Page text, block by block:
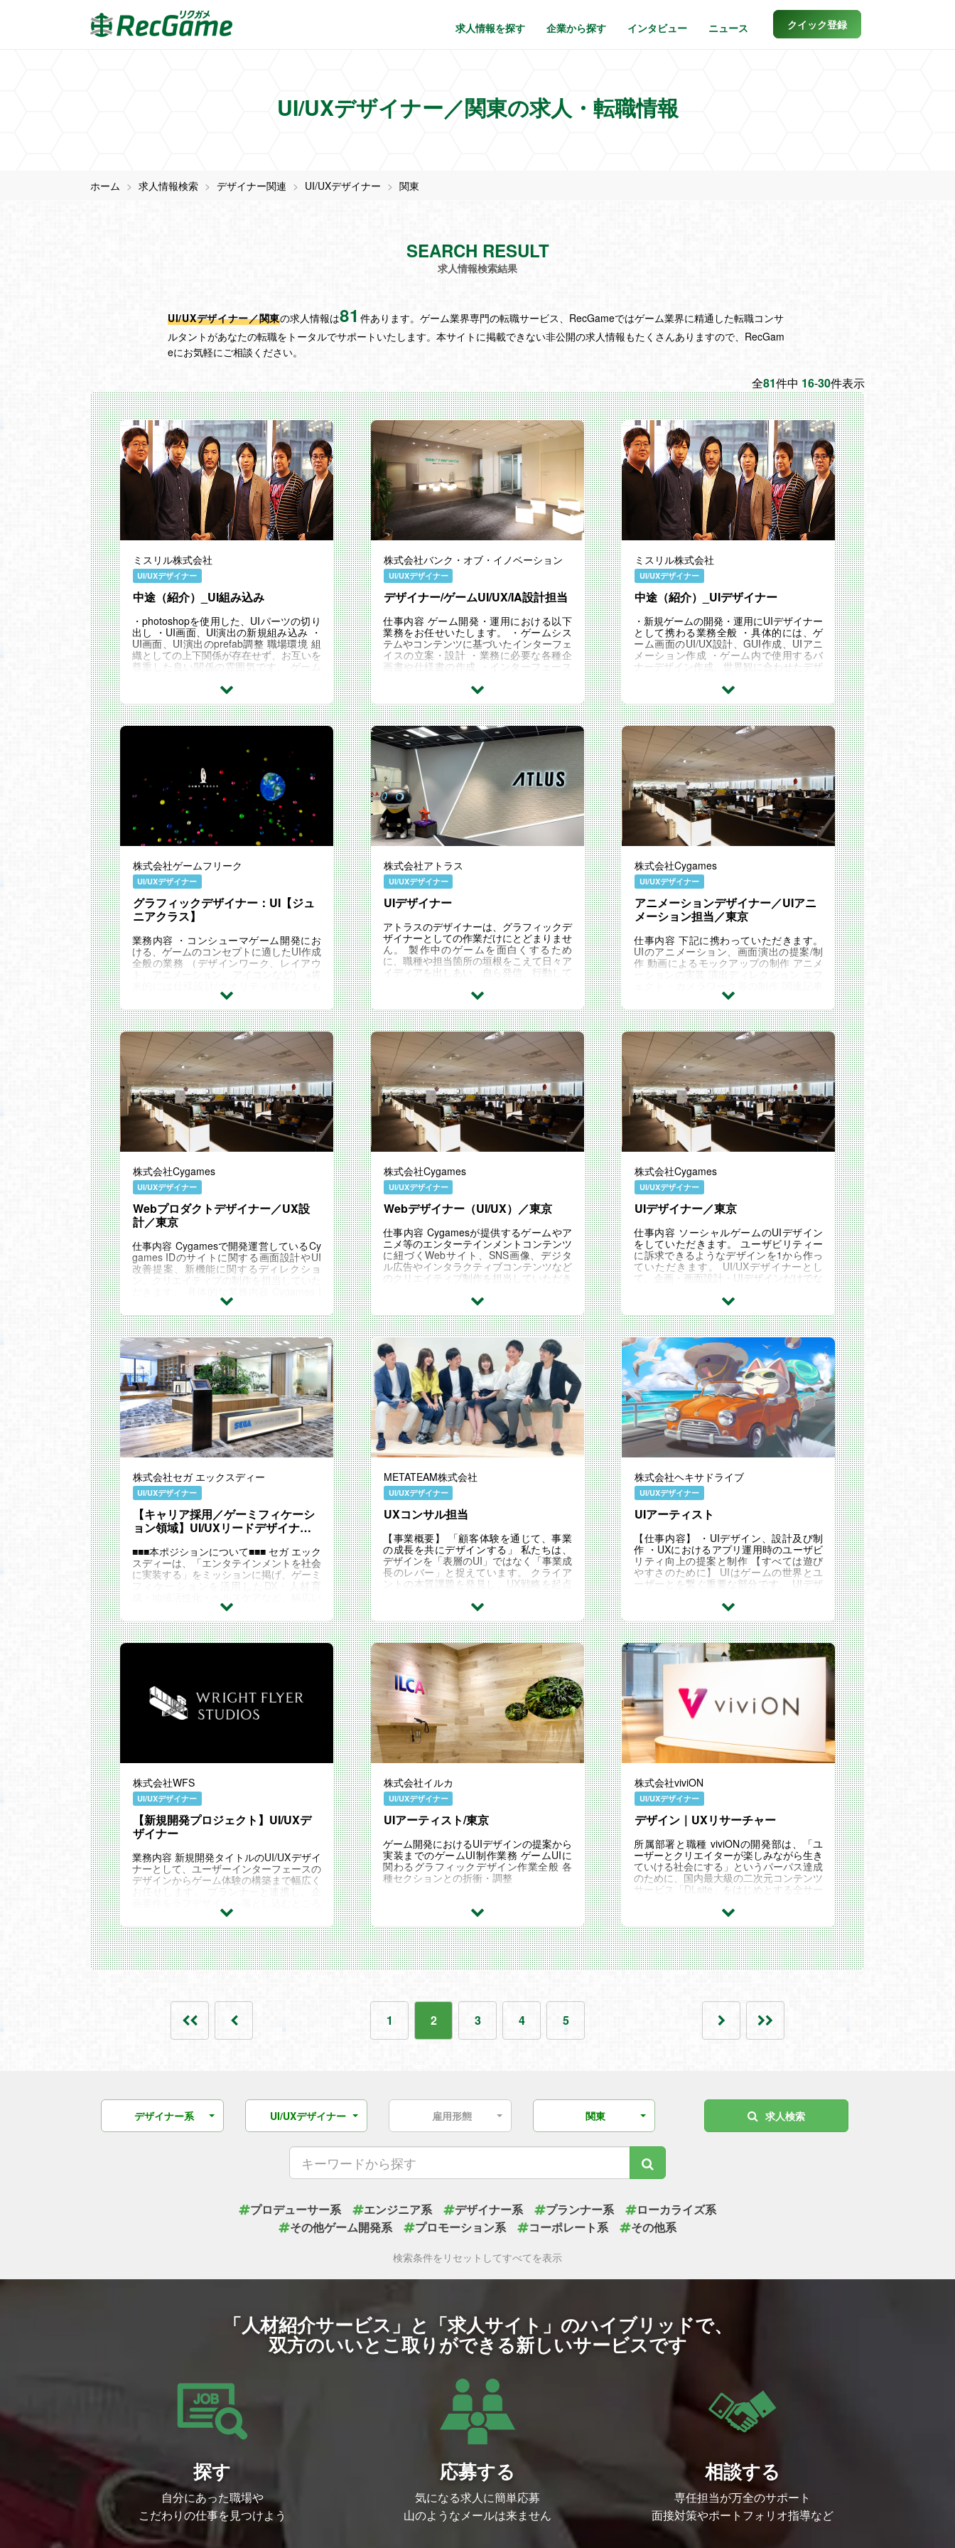
求人情報を探す 企業から探す インタビュー ニュース クイック登録
UI/UXデザイナー／関東の求人・転職情報
ホーム 求人情報検索 デザイナー関連 UI/UXデザイナー 関東
デザイナー系 UI/UXデザイナー 雇用形態 関東 求人検索
プロデューサー系 エンジニア系 デザイナー系 プランナー系
ローカライズ系
その他ゲーム開発系
プロモーション系 コーポレート系 その他系
検索条件をリセットしてすべてを表示
SEARCH RESULT
求人情報検索結果
UI/UXデザイナー／関東の求人情報は81 件あります。ゲーム業界専門の転職サービス、RecGameではゲーム業界に精通した転職コンサ
ルタントがあなたの転職をトータルでサポートいたします。本サイトに掲載できない非公開の求人情報もたくさんありますので、RecGam
eにお気軽にご相談ください。
全81件中 16-30件表示
ミスリル株式会社
UI/UXデザイナー
中途（紹介）_UI組み込み
・photoshopを使用した、UIパーツの切り
出し ・UI画面、UI演出の新規組み込み ・
UI画面、UI演出のprefab調整 職場環境 組
織としての上下関係が存在せず、お互いを
尊重した良い関係の雰囲気です。 ゲーム
株式会社バンク・オブ・イノベーション
UI/UXデザイナー
デザイナー/ゲームUI/UX/IA設計担当
仕事内容 ゲーム開発・運用における以下
業務をお任せいたします。 ・ゲームシス
テムやコンテンツに基づいたインターフェ
イスの立案・設計 ・業務に必要な各種企
画書や仕様書の作成 ・インターフェース
ミスリル株式会社
UI/UXデザイナー
中途（紹介）_UIデザイナー
・新規ゲームの開発・運用にUIデザイナー
として携わる業務全般 ・具体的には、ゲ
ーム画面のUI/UX設計、GUI作成、UIアニ
メーション作成 ・ゲーム内で使用するバ
ナーデザイン作成、世界観に合わせたデザ
株式会社ゲームフリーク
UI/UXデザイナー
グラフィックデザイナー：UI【ジュ
ニアクラス】
業務内容 ・コンシューマゲーム開発にお
ける、ゲームのコンセプトに適したUI作成
全般の業務 （デザインワーク、レイアウ
ト、アニメーション、アイコンなど） ※将
お任せしていきます 使用ツール Photosho
p、Illustrator
株式会社アトラス
UI/UXデザイナー
UIデザイナー
アトラスのデザイナーは、グラフィックデ
ザイナーとしての作業だけにとどまりませ
ん。 製作中のゲームを面白くするため
に、職種や担当箇所の垣根をこえて日々ア
イディアを出しあい、自ら発信、行動して
株式会社Cygames
UI/UXデザイナー
アニメーションデザイナー／UIアニ
メーション担当／東京
仕事内容 下記に携わっていただきます。
UIのアニメーション、画面演出の提案/制
作 動画によるモックアップの制作 アニメ
ーションの実装 演出ディレクション エフ
STAFF VOICE ：『自分も周りも一緒に成
長する。』 C...
株式会社Cygames
UI/UXデザイナー
Webプロダクトデザイナー／UX設
計／東京
仕事内容 Cygamesで開発運営しているCy
games IDのサイトに関する画面設計やUI
改善提案、新機能に関するディレクショ
ン、クリエイティブの制作を担当していた
Dの情報設計（ワイヤーフレーム作成）を
行ってもらいます ...
株式会社Cygames
UI/UXデザイナー
Webデザイナー（UI/UX）／東京
仕事内容 Cygamesが提供するゲームやア
ニメ等のエンターテインメントコンテンツ
に紐づくWebサイト、SNS画像、デジタ
ル広告やインタラクティブコンテンツなど
のクリエイティブ制作を担当していただき
ebクリエイティブ...
株式会社Cygames
UI/UXデザイナー
UIデザイナー／東京
仕事内容 ソーシャルゲームのUIデザイン
をしていただきます。 ユーザビリティー
に訴求できるようなデザインを1から作っ
ていただきます。 UI/UXデザイナーとし
て、企画・画面設計・UIデザインだけでな
株式会社セガ エックスディー
UI/UXデザイナー
【キャリア採用／ゲーミフィケーシ
ョン領域】UI/UXリードデザイナー
■■■本ポジションについて■■■ セガ エック
スディーは、「エンタテインメントを社会
に実装する」をミッションに掲げ、ゲーミ
フィケーションを活用したDX・人材育
領域で社会課題の解決に取り組んでいま
す。 今回募集す...
METATEAM株式会社
UI/UXデザイナー
UXコンサル担当
【事業概要】 「顧客体験を通じて、事業
の成長を共にデザインする」 私たちは、
デザインを「表層のUI」ではなく「事業成
長のレバー」と捉えています。 クライア
ントの本質課題を発見し、UX戦略を起点
株式会社ヘキサドライブ
UI/UXデザイナー
UIアーティスト
【仕事内容】 ・UIデザイン、設計及び制
作 ・UXにおけるアプリ運用時のユーザビ
リティ向上の提案と制作 【すべては遊び
やすさのために】 UIはゲームの世界とユ
ーザーとを繋ぐ重要な部分です。 UIデザ
株式会社WFS
UI/UXデザイナー
【新規開発プロジェクト】UI/UXデ
ザイナー
業務内容 新規開発タイトルのUI/UXデザイ
ナーとして、ユーザーインターフェースの
デザインからゲーム体験の構築まで幅広く
お任せします。 プランナーと連携し、企
から、ゲームの手触りや体験価値を高めつ
つ、フィニ...
株式会社イルカ
UI/UXデザイナー
UIアーティスト/東京
ゲーム開発におけるUIデザインの提案から
実装までのゲームUI制作業務 ゲームUIに
関わるグラフィックデザイン作業全般 各
種セクションとの折衝・調整
株式会社viviON
UI/UXデザイナー
デザイン｜UXリサーチャー
所属部署と職種 viviONの開発部は、「ユ
ーザーとクリエイターが楽しみながら生き
ていける社会にする」というパーパス達成
のために、国内最大級の二次元コンテンツ
サービス「DLsite」をはじめとする全サー
1 2 3 4 5
「人材紹介サービス」と「求人サイト」のハイブリッドで、
双方のいいとこ取りができる新しいサービスです
探す
自分にあった職場や
こだわりの仕事を見つけよう
応募する
気になる求人に簡単応募
山のようなメールは来ません
相談する
専任担当が万全のサポート
面接対策やポートフォリオ指導など